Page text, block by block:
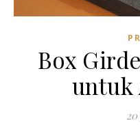
Box
untuk
20